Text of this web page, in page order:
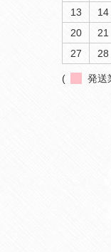
13
14
20
21
27
28
( 発送